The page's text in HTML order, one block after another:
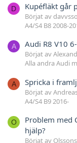
D Kupéfläkt går
Börjat av
A4/S4 B8 2008-
A Audi R8 V10
Börjat av
Alla andra Audi
A Spricka i
Börjat av
A4/S4 B9 2016-
O
Problem med
hjälp?
Börjat av Olssons